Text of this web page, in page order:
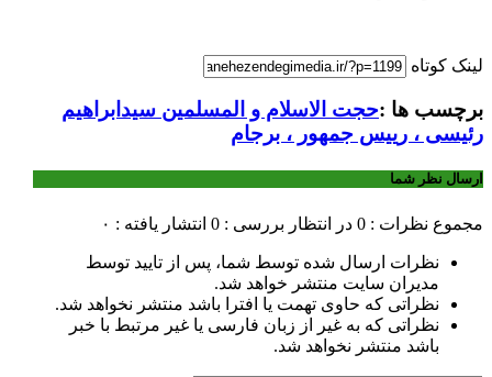
لینک کوتاه
برچسب ها :حجت الاسلام و المسلمین سیدابراهیم
رئیسی ، رییس جمهور ، برجام
ارسال نظر شما
مجموع نظرات : 0 در انتظار بررسی : 0 انتشار یافته : ۰
نظرات ارسال شده توسط شما، پس از تایید توسط
مدیران سایت منتشر خواهد شد.
نظراتی که حاوی تهمت یا افترا باشد منتشر نخواهد شد.
نظراتی که به غیر از زبان فارسی یا غیر مرتبط با خبر
باشد منتشر نخواهد شد.